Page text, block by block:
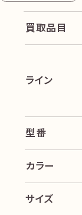
買取品目
ライン
型番
カラー
サイズ